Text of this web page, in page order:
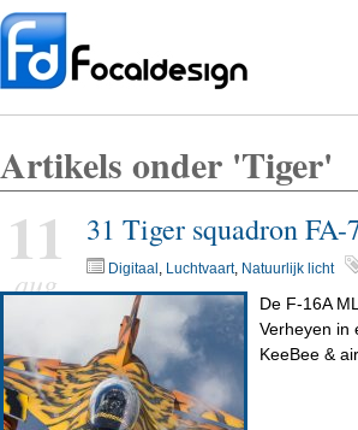
Artikels onder 'Tiger'
31 Tiger squadron FA-
Digitaal , Luchtvaart, Natuurlijk licht
11
aug
De F-16A
Verheyen in
KeeBee &